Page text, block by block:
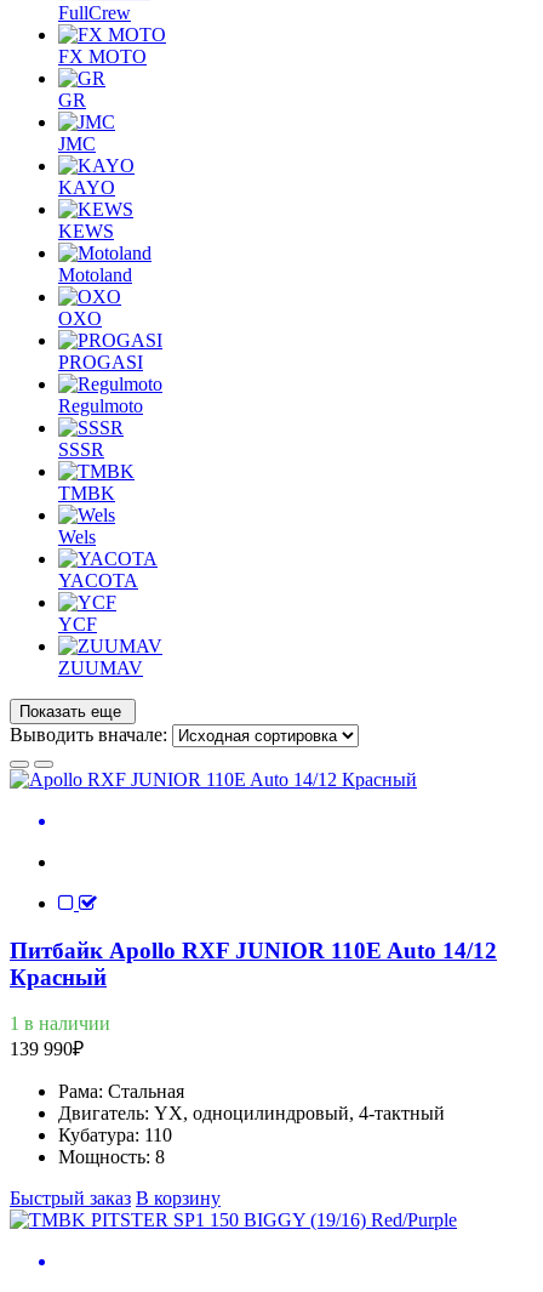
FullCrew
FX MOTO
GR
JMC
KAYO
KEWS
Motoland
OXO
PROGASI
Regulmoto
SSSR
TMBK
Wels
YACOTA
YCF
ZUUMAV
Показать еще
Выводить вначале:
Питбайк Apollo RXF JUNIOR 110E Auto 14/12
Красный
1 в наличии
139 990₽
Рама: Стальная
Двигатель: YX, одноцилиндровый, 4-тактный
Кубатура: 110
Мощность: 8
Быстрый заказ В корзину